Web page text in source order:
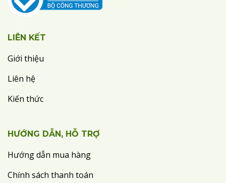
LIÊN KẾT
Giới thiệu
Liên hệ
Kiến thức
HƯỚNG DẪN, HỖ TRỢ
Hướng dẫn mua hàng
Chính sách thanh toán